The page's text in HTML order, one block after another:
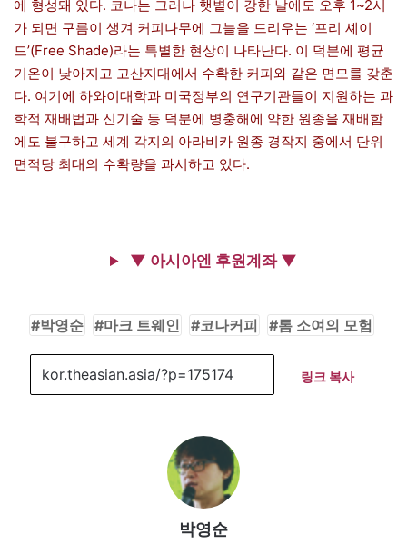
에 형성돼 있다. 코나는 그러나 햇볕이 강한 날에도 오후 1~2시
가 되면 구름이 생겨 커피나무에 그늘을 드리우는 ‘프리 셰이
드’(Free Shade)라는 특별한 현상이 나타난다. 이 덕분에 평균
기온이 낮아지고 고산지대에서 수확한 커피와 같은 면모를 갖춘
다. 여기에 하와이대학과 미국정부의 연구기관들이 지원하는 과
학적 재배법과 신기술 등 덕분에 병충해에 약한 원종을 재배함
에도 불구하고 세계 각지의 아라비카 원종 경작지 중에서 단위
면적당 최대의 수확량을 과시하고 있다.
▼ 아시아엔 후원계좌 ▼
박영순 마크 트웨인 코나커피 톰 소여의 모험
링크 복사
박영순